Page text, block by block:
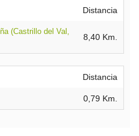
Distancia
(Castrillo del Val,
8,40 Km.
Distancia
0,79 Km.